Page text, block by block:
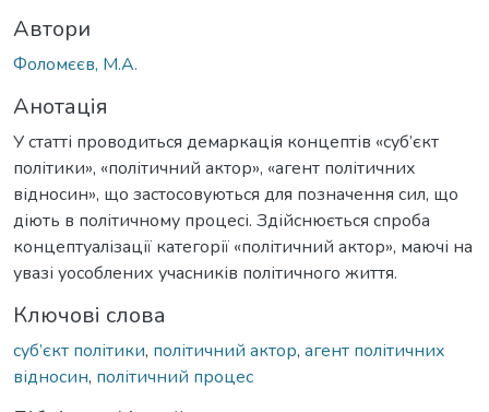
Автори
Фоломєєв, М.А.
Анотація
У статті проводиться демаркація концептів «суб’єкт
політики», «політичний актор», «агент політичних
відносин», що застосовуються для позначення сил, що
діють в політичному процесі. Здійснюється спроба
концептуалізації категорії «політичний актор», маючі на
увазі уособлених учасників політичного життя.
Ключові слова
суб’єкт політики, політичний актор, агент політичних
відносин, політичний процес